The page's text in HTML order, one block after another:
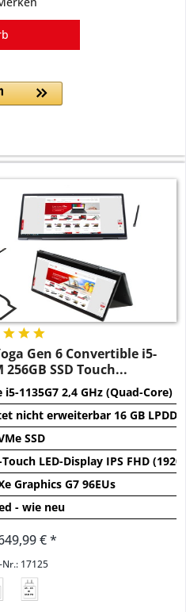
Gen 6 Convertible i5-
256GB SSD Touch...
1135G7 2,4 GHz (Quad-Core)
nicht erweiterbar 16 GB
SSD
LED-Display IPS FHD
Graphics G7 96EUs
- wie neu
€ *
17125
45 - 65
W
USB PD